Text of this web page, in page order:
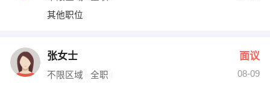
其他职位
张女士 面议
不限区域 全职
08-09